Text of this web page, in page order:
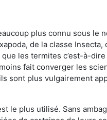
plus connu sous le
de la classe
les termites c’est-à-
fait converger les
sont plus vulgairement
le plus utilisé. Sans